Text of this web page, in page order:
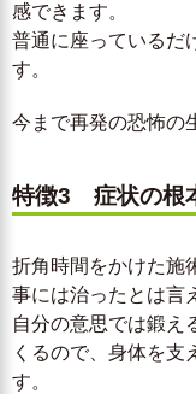
感できます。
普通に座っているだ
す。
今まで再発の恐怖の
特徴3 症状の根
折角時間をかけた施
事には治ったとは言
自分の意思では鍛え
くるので、身体を支
す。